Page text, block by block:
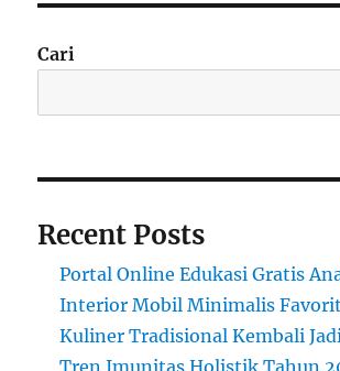
Cari
Recent Posts
Portal Online Edukasi Gratis
Interior Mobil Minimalis
Kuliner Tradisional Kembali
Tren Imunitas Holistik Tahun